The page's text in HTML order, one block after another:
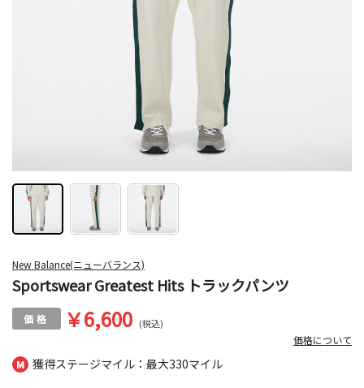
獲得ステージマイル：最大330マイル
New Balance(ニューバランス)
Sportswear Greatest Hits トラックパンツ
￥6,600 (税込)
価格について